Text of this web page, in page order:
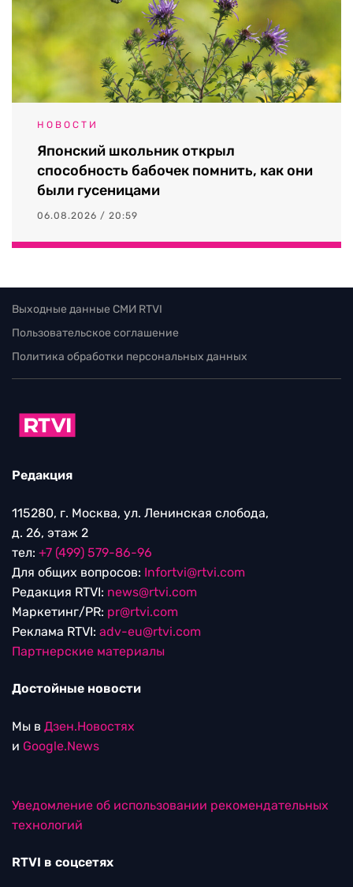
НОВОСТИ
Японский школьник открыл
способность бабочек помнить, как они
были гусеницами
06.08.2026 / 20:59
Выходные данные СМИ RTVI
Пользовательское соглашение
Политика обработки персональных данных
Редакция
115280, г. Москва, ул. Ленинская слобода,
д. 26, этаж 2
тел: +7 (499) 579-86-96
Для общих вопросов: Infortvi@rtvi.com
Редакция RTVI: news@rtvi.com
Маркетинг/PR: pr@rtvi.com
Реклама RTVI: adv-eu@rtvi.com
Партнерские материалы
Достойные новости
Мы в Дзен.Новостях
и Google.News
Уведомление об использовании рекомендательных
технологий
RTVI в соцсетях